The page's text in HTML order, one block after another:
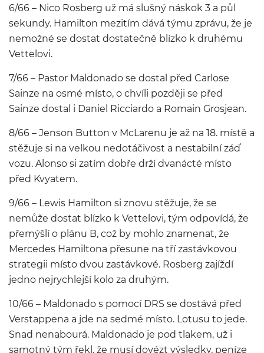
6/66 – Nico Rosberg už má slušný náskok 3 a půl
sekundy. Hamilton mezitím dává týmu zprávu, že je
nemožné se dostat dostatečně blízko k druhému
Vettelovi.
7/66 – Pastor Maldonado se dostal před Carlose
Sainze na osmé místo, o chvíli později se před
Sainze dostal i Daniel Ricciardo a Romain Grosjean.
8/66 – Jenson Button v McLarenu je až na 18. místě a
stěžuje si na velkou nedotáčivost a nestabilní záď
vozu. Alonso si zatím dobře drží dvanácté místo
před Kvyatem.
9/66 – Lewis Hamilton si znovu stěžuje, že se
nemůže dostat blízko k Vettelovi, tým odpovídá, že
přemýšlí o plánu B, což by mohlo znamenat, že
Mercedes Hamiltona přesune na tří zastávkovou
strategii místo dvou zastávkové. Rosberg zajíždí
jedno nejrychlejší kolo za druhým.
10/66 – Maldonado s pomocí DRS se dostává před
Verstappena a jde na sedmé místo. Lotusu to jede.
Snad nenabourá. Maldonado je pod tlakem, už i
samotný tým řekl, že musí dovézt výsledky, peníze